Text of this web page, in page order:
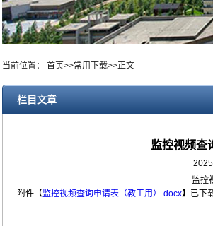
当前位置： 首页>>常用下载>>正文
栏目文章
监控视频查
监控
附件【监控视频查询申请表（教工用）.docx】 已下